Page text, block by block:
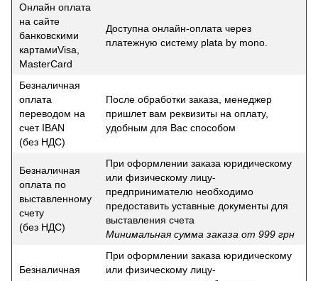
Онлайн оплата
на сайте
банковскими
картамиVisa,
MasterCard
Доступна онлайн-оплата через
платежную систему plata by mono.
Безналичная
оплата
переводом на
счет IBAN
(без НДС)
После обработки заказа, менеджер
пришлет вам реквизиты на оплату,
удобным для Вас способом
Безналичная
оплата по
выставленному
счету
(без НДС)
При оформлении заказа юридическому
или физическому лицу-
предпринимателю необходимо
предоставить уставные документы для
выставления счета
Минимальная сумма заказа от 999 грн
Безналичная
При оформлении заказа юридическому
или физическому лицу-